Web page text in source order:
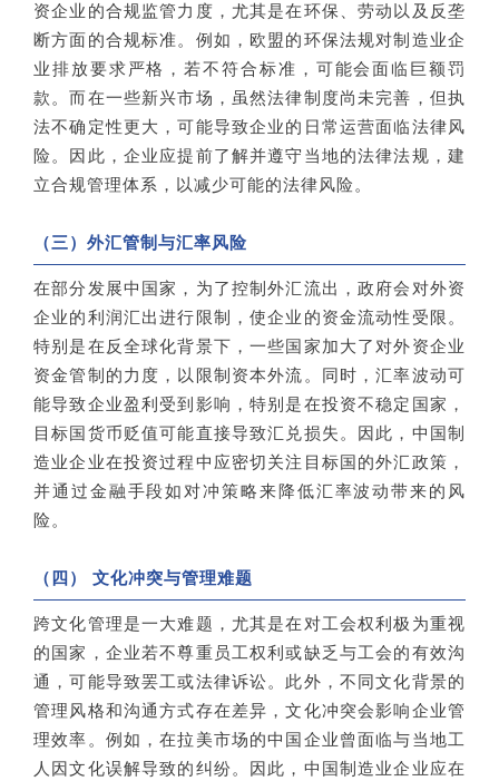
资企业的合规监管力度，尤其是在环保、劳动以及反垄
断方面的合规标准。例如，欧盟的环保法规对制造业企
业排放要求严格，若不符合标准，可能会面临巨额罚
款。而在一些新兴市场，虽然法律制度尚未完善，但执
法不确定性更大，可能导致企业的日常运营面临法律风
险。因此，企业应提前了解并遵守当地的法律法规，建
立合规管理体系，以减少可能的法律风险。
（三）外汇管制与汇率风险
在部分发展中国家，为了控制外汇流出，政府会对外资
企业的利润汇出进行限制，使企业的资金流动性受限。
特别是在反全球化背景下，一些国家加大了对外资企业
资金管制的力度，以限制资本外流。同时，汇率波动可
能导致企业盈利受到影响，特别是在投资不稳定国家，
目标国货币贬值可能直接导致汇兑损失。因此，中国制
造业企业在投资过程中应密切关注目标国的外汇政策，
并通过金融手段如对冲策略来降低汇率波动带来的风
险。
（四） 文化冲突与管理难题
跨文化管理是一大难题，尤其是在对工会权利极为重视
的国家，企业若不尊重员工权利或缺乏与工会的有效沟
通，可能导致罢工或法律诉讼。此外，不同文化背景的
管理风格和沟通方式存在差异，文化冲突会影响企业管
理效率。例如，在拉美市场的中国企业曾面临与当地工
人因文化误解导致的纠纷。因此，中国制造业企业应在